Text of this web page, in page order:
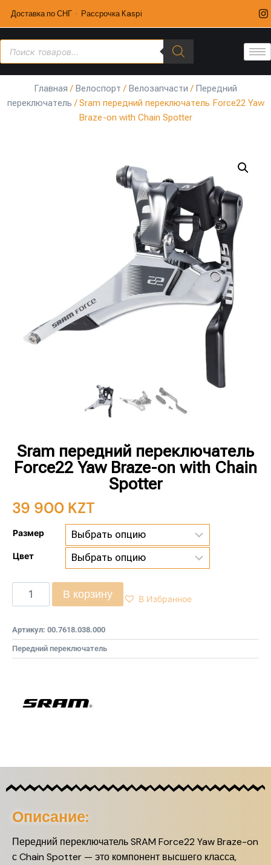
Доставка по СНГ · Рассрочка Kaspi
Главная / Велоспорт / Велозапчасти / Передний
переключатель / Sram передний переключатель Force22 Yaw
Braze-on with Chain Spotter
Sram передний переключатель
Force22 Yaw Braze-on with Chain
Spotter
39 900 KZT
Размер
Цвет
В корзину В Избранное
Артикул: 00.7618.038.000
Передний переключатель
Описание:
Передний переключатель SRAM Force22 Yaw Braze-on
с Chain Spotter — это компонент высшего класса,